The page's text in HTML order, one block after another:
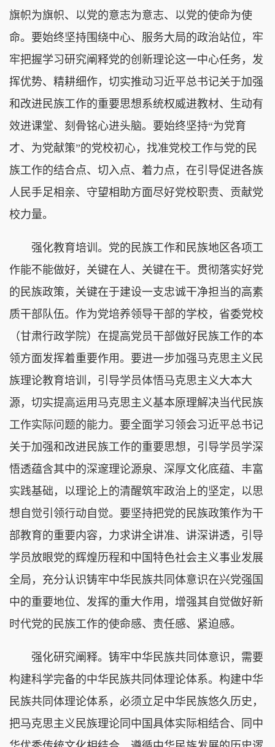
旗帜为旗帜、以党的意志为意志、以党的使命为使
命。要始终坚持围绕中心、服务大局的政治站位，牢
牢把握学习研究阐释党的创新理论这一中心任务，发
挥优势、精耕细作，切实推动习近平总书记关于加强
和改进民族工作的重要思想系统权威进教材、生动有
效进课堂、刻骨铭心进头脑。要始终坚持“为党育
才、为党献策”的党校初心，找准党校工作与党的民
族工作的结合点、切入点、着力点，在引导促进各族
人民手足相亲、守望相助方面尽好党校职责、贡献党
校力量。
强化教育培训。党的民族工作和民族地区各项工
作能不能做好，关键在人、关键在干。贯彻落实好党
的民族政策，关键在于建设一支忠诚干净担当的高素
质干部队伍。作为党培养领导干部的学校，省委党校
（甘肃行政学院）在提高党员干部做好民族工作的本
领方面发挥着重要作用。要进一步加强马克思主义民
族理论教育培训，引导学员体悟马克思主义大本大
源，切实提高运用马克思主义基本原理解决当代民族
工作实际问题的能力。要全面学习领会习近平总书记
关于加强和改进民族工作的重要思想，引导学员学深
悟透蕴含其中的深邃理论源泉、深厚文化底蕴、丰富
实践基础，以理论上的清醒筑牢政治上的坚定，以思
想自觉引领行动自觉。要坚持把党的民族政策作为干
部教育的重要内容，力求讲全讲准、讲深讲透，引导
学员放眼党的辉煌历程和中国特色社会主义事业发展
全局，充分认识铸牢中华民族共同体意识在兴党强国
中的重要地位、发挥的重大作用，增强其自觉做好新
时代党的民族工作的使命感、责任感、紧迫感。
强化研究阐释。铸牢中华民族共同体意识，需要
构建科学完备的中华民族共同体理论体系。构建中华
民族共同体理论体系，必须立足中华民族悠久历史，
把马克思主义民族理论同中国具体实际相结合、同中